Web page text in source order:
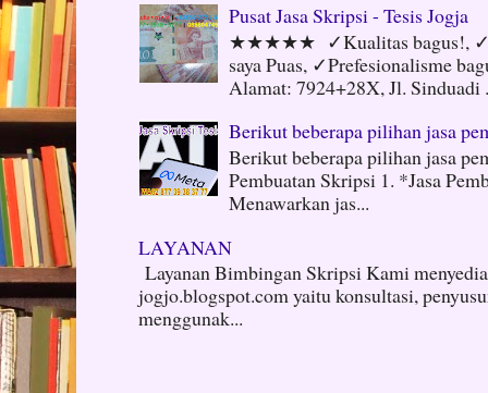
Pusat Jasa Skripsi - Tesis Jogja
★★★★★ ✓Kualitas bagus!,
saya Puas, ✓Prefesionalisme
Alamat: 7924+28X, Jl. Sinduadi
Berikut beberapa pilihan jasa
Berikut beberapa pilihan jasa
Pembuatan Skripsi 1. *Jasa
Menawarkan jas...
LAYANAN
Layanan Bimbingan Skripsi Kami
jogjo.blogspot.com yaitu konsultasi,
menggunak...